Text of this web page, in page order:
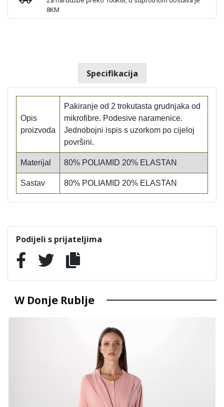
8KM
Specifikacija
Opis
proizvoda
Pakiranje od 2 trokutasta grudnjaka od
mikrofibre. Podesive naramenice.
Jednobojni ispis s uzorkom po cijeloj
površini.
Materijal 80% POLIAMID 20% ELASTAN
Sastav 80% POLIAMID 20% ELASTAN
Podijeli s prijateljima
W Donje Rublje